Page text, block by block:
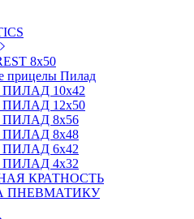
8х50
прицелы Пилад
10х42
12х50
8х56
8х48
6х42
4х32
КРАТНОСТЬ
ПНЕВМАТИКУ